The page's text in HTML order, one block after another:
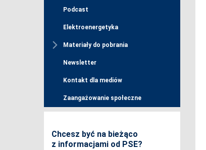
Podcast
Elektroenergetyka
Materiały do pobrania
Newsletter
Kontakt dla mediów
Zaangażowanie społeczne
Chcesz być na bieżąco
z informacjami od PSE?